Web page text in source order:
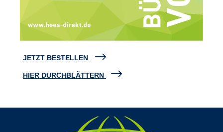
JETZT BESTELLEN
HIER DURCHBLÄTTERN